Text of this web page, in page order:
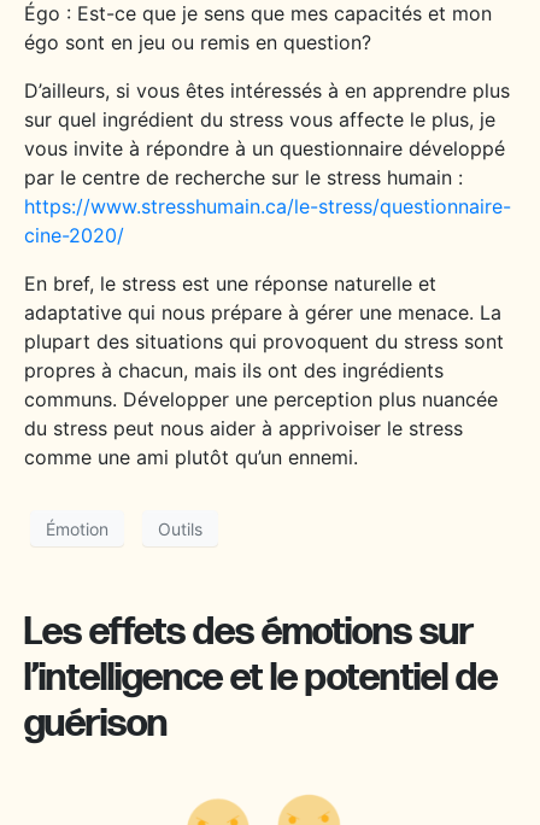
Égo : Est-ce que je sens que mes capacités et mon
égo sont en jeu ou remis en question?
D’ailleurs, si vous êtes intéressés à en apprendre plus
sur quel ingrédient du stress vous affecte le plus, je
vous invite à répondre à un questionnaire développé
par le centre de recherche sur le stress humain :
https://www.stresshumain.ca/le-stress/questionnaire-
cine-2020/
En bref, le stress est une réponse naturelle et
adaptative qui nous prépare à gérer une menace. La
plupart des situations qui provoquent du stress sont
propres à chacun, mais ils ont des ingrédients
communs. Développer une perception plus nuancée
du stress peut nous aider à apprivoiser le stress
comme une ami plutôt qu’un ennemi.
Émotion Outils
Les effets des émotions sur
l’intelligence et le potentiel de
guérison